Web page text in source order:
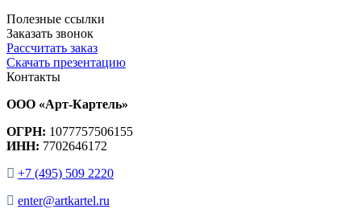
Полезные ссылки
Заказать звонок
Рассчитать заказ
Скачать презентацию
Контакты
ООО «Арт-Картель»
ОГРН: 1077757506155
ИНН: 7702646172
+7 (495) 509 2220
enter@artkartel.ru